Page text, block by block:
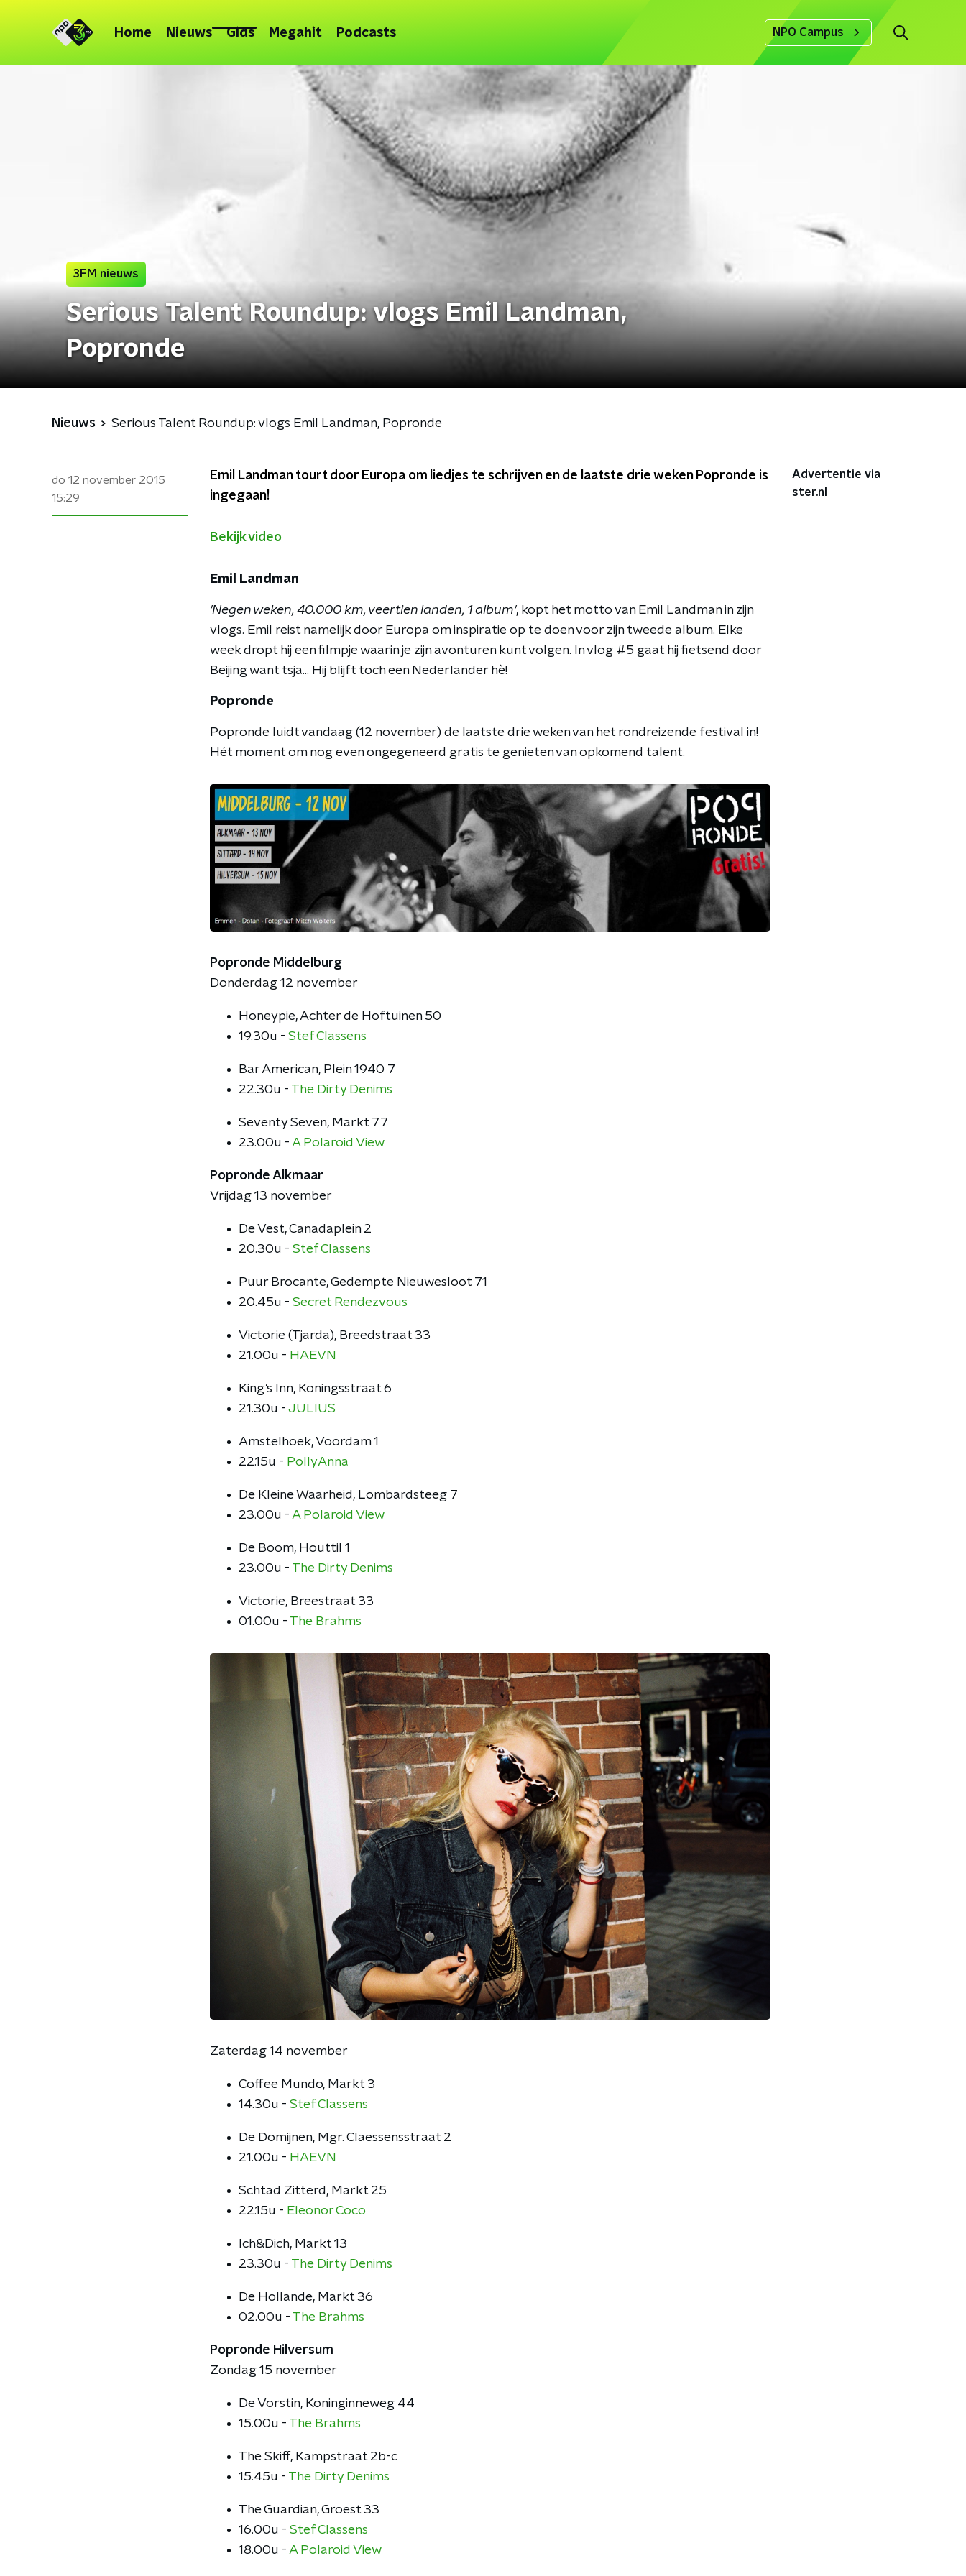
Home Nieuws Gids Megahit Podcasts NPO Campus
3FM nieuws
Serious Talent Roundup: vlogs Emil Landman,
Popronde
Nieuws Serious Talent Roundup: vlogs Emil Landman, Popronde
do 12 november 2015
15:29
Emil Landman tourt door Europa om liedjes te schrijven en de laatste drie weken Popronde is
ingegaan!
Bekijk video
Emil Landman
'Negen weken, 40.000 km, veertien landen, 1 album', kopt het motto van Emil Landman in zijn
vlogs. Emil reist namelijk door Europa om inspiratie op te doen voor zijn tweede album. Elke
week dropt hij een filmpje waarin je zijn avonturen kunt volgen. In vlog #5 gaat hij fietsend door
Beijing want tsja... Hij blijft toch een Nederlander hè!
Popronde
Popronde luidt vandaag (12 november) de laatste drie weken van het rondreizende festival in!
Hét moment om nog even ongegeneerd gratis te genieten van opkomend talent.
Popronde Middelburg
Donderdag 12 november
Honeypie, Achter de Hoftuinen 50
19.30u - Stef Classens
Bar American, Plein 1940 7
22.30u - The Dirty Denims
Seventy Seven, Markt 77
23.00u - A Polaroid View
Popronde Alkmaar
Vrijdag 13 november
De Vest, Canadaplein 2
20.30u - Stef Classens
Puur Brocante, Gedempte Nieuwesloot 71
20.45u - Secret Rendezvous
Victorie (Tjarda), Breedstraat 33
21.00u - HAEVN
King's Inn, Koningsstraat 6
21.30u - JULIUS
Amstelhoek, Voordam 1
22.15u - PollyAnna
De Kleine Waarheid, Lombardsteeg 7
23.00u - A Polaroid View
De Boom, Houttil 1
23.00u - The Dirty Denims
Victorie, Breestraat 33
01.00u - The Brahms
Zaterdag 14 november
Coffee Mundo, Markt 3
14.30u - Stef Classens
De Domijnen, Mgr. Claessensstraat 2
21.00u - HAEVN
Schtad Zitterd, Markt 25
22.15u - Eleonor Coco
Ich&Dich, Markt 13
23.30u - The Dirty Denims
De Hollande, Markt 36
02.00u - The Brahms
Popronde Hilversum
Zondag 15 november
De Vorstin, Koninginneweg 44
15.00u - The Brahms
The Skiff, Kampstraat 2b-c
15.45u - The Dirty Denims
The Guardian, Groest 33
16.00u - Stef Classens
18.00u - A Polaroid View
Advertentie via
ster.nl